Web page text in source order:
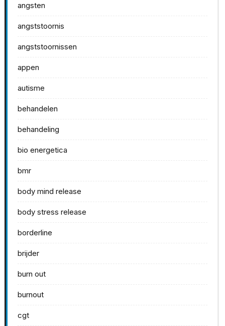
angsten
angststoornis
angststoornissen
appen
autisme
behandelen
behandeling
bio energetica
bmr
body mind release
body stress release
borderline
brijder
burn out
burnout
cgt